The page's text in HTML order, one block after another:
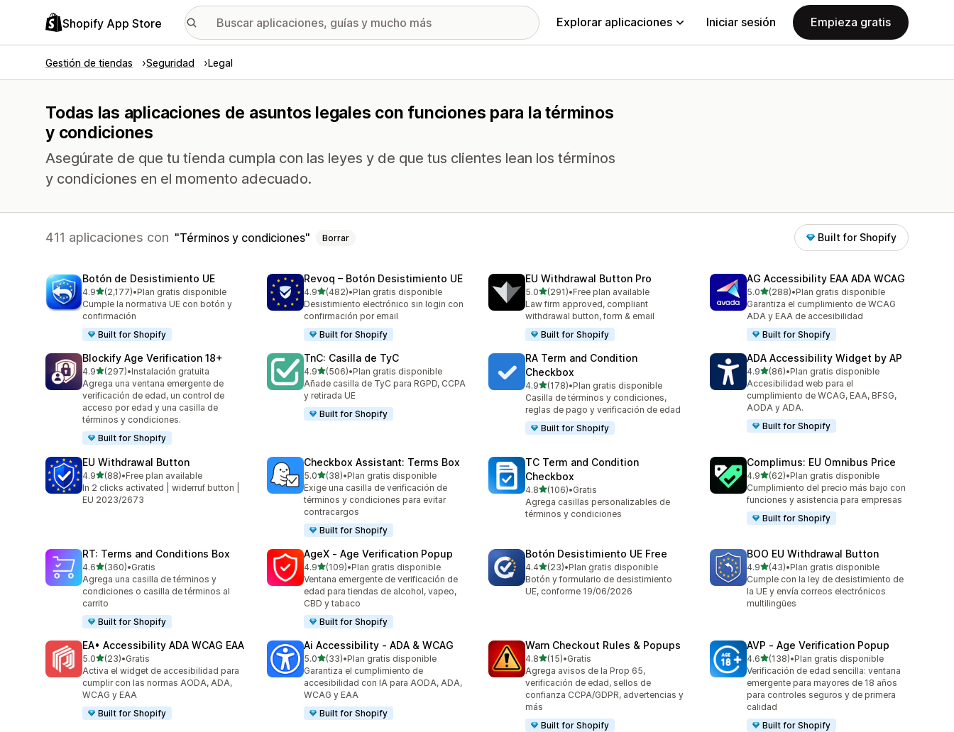
Shopify App Store Explorar aplicaciones Iniciar sesión Empieza gratis
Gestión de tiendas Seguridad Legal
Todas las aplicaciones de asuntos legales con funciones para la términos
y condiciones
Asegúrate de que tu tienda cumpla con las leyes y de que tus clientes lean los términos
y condiciones en el momento adecuado.
411 aplicaciones con Términos y condiciones Borrar Built for Shopify
Botón de Desistimiento UE
4.9de 5 estrellas
(2,177)
2177 reseñas en total
•Plan gratis disponible
Cumple la normativa UE con botón y
confirmación
Built for Shopify
Revoq – Botón Desistimiento UE
4.9de 5 estrellas
(482)
482 reseñas en total
•Plan gratis disponible
Desistimiento electrónico sin login con
confirmación por email
Built for Shopify
EU Withdrawal Button Pro
5.0de 5 estrellas
(291)
291 reseñas en total
•Free plan available
Law firm approved, compliant
withdrawal button, form & email
Built for Shopify
AG Accessibility EAA ADA WCAG
5.0de 5 estrellas
(288)
288 reseñas en total
•Plan gratis disponible
Garantiza el cumplimiento de WCAG
ADA y EAA de accesibilidad
Built for Shopify
Blockify Age Verification 18+
4.9de 5 estrellas
(297)
297 reseñas en total
•Instalación gratuita
Agrega una ventana emergente de
verificación de edad, un control de
acceso por edad y una casilla de
términos y condiciones.
Built for Shopify
TnC: Casilla de TyC
4.9de 5 estrellas
(506)
506 reseñas en total
•Plan gratis disponible
Añade casilla de TyC para RGPD, CCPA
y retirada UE
Built for Shopify
RA Term and Condition
Checkbox
4.9de 5 estrellas
(178)
178 reseñas en total
•Plan gratis disponible
Casilla de términos y condiciones,
reglas de pago y verificación de edad
Built for Shopify
ADA Accessibility Widget by AP
4.9de 5 estrellas
(86)
86 reseñas en total
•Plan gratis disponible
Accesibilidad web para el
cumplimiento de WCAG, EAA, BFSG,
AODA y ADA.
Built for Shopify
EU Withdrawal Button
4.9de 5 estrellas
(88)
88 reseñas en total
•Free plan available
In 2 clicks activated | widerruf button |
EU 2023/2673
Checkbox Assistant: Terms Box
5.0de 5 estrellas
(38)
38 reseñas en total
•Plan gratis disponible
Exige una casilla de verificación de
términos y condiciones para evitar
contracargos
Built for Shopify
TC Term and Condition
Checkbox
4.8de 5 estrellas
(106)
106 reseñas en total
•Gratis
Agrega casillas personalizables de
términos y condiciones
Complimus: EU Omnibus Price
4.9de 5 estrellas
(62)
62 reseñas en total
•Plan gratis disponible
Cumplimiento del precio más bajo con
funciones y asistencia para empresas
Built for Shopify
RT: Terms and Conditions Box
4.6de 5 estrellas
(360)
360 reseñas en total
•Gratis
Agrega una casilla de términos y
condiciones o casilla de términos al
carrito
Built for Shopify
AgeX ‑ Age Verification Popup
4.9de 5 estrellas
(109)
109 reseñas en total
•Plan gratis disponible
Ventana emergente de verificación de
edad para tiendas de alcohol, vapeo,
CBD y tabaco
Built for Shopify
Botón Desistimiento UE Free
4.4de 5 estrellas
(23)
23 reseñas en total
•Plan gratis disponible
Botón y formulario de desistimiento
UE, conforme 19/06/2026
BOO EU Withdrawal Button
4.9de 5 estrellas
(43)
43 reseñas en total
•Plan gratis disponible
Cumple con la ley de desistimiento de
la UE y envía correos electrónicos
multilingües
EA• Accessibility ADA WCAG EAA
5.0de 5 estrellas
(23)
23 reseñas en total
•Gratis
Activa el widget de accesibilidad para
cumplir con las normas AODA, ADA,
WCAG y EAA
Built for Shopify
Ai Accessibility ‑ ADA & WCAG
5.0de 5 estrellas
(33)
33 reseñas en total
•Plan gratis disponible
Garantiza el cumplimiento de
accesibilidad con IA para AODA, ADA,
WCAG y EAA
Built for Shopify
Warn Checkout Rules & Popups
4.8de 5 estrellas
(15)
15 reseñas en total
•Gratis
Agrega avisos de la Prop 65,
verificación de edad, sellos de
confianza CCPA/GDPR, advertencias y
más
Built for Shopify
AVP ‑ Age Verification Popup
4.6de 5 estrellas
(138)
138 reseñas en total
•Plan gratis disponible
Verificación de edad sencilla: ventana
emergente para mayores de 18 años
para controles seguros y de primera
calidad
Built for Shopify